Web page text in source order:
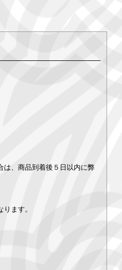
は、商品到着後５日以内に弊
ます。